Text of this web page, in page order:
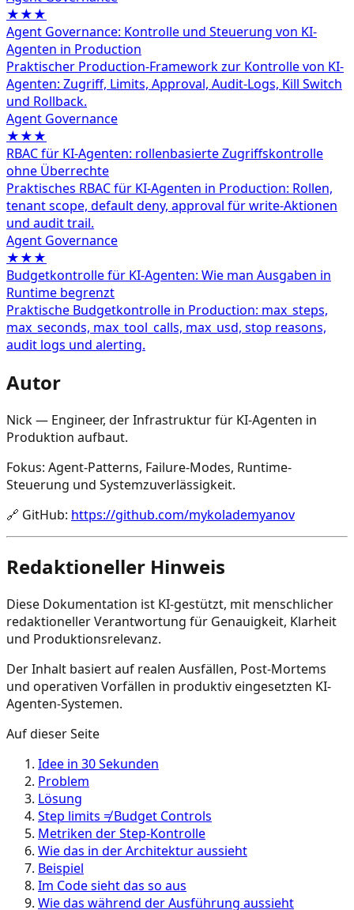
★★★
Agent Governance: Kontrolle und Steuerung von KI-
Agenten in Production
Praktischer Production-Framework zur Kontrolle von KI-
Agenten: Zugriff, Limits, Approval, Audit-Logs, Kill Switch
und Rollback.
Agent Governance
★★★
RBAC für KI-Agenten: rollenbasierte Zugriffskontrolle
ohne Überrechte
Praktisches RBAC für KI-Agenten in Production: Rollen,
tenant scope, default deny, approval für write-Aktionen
und audit trail.
Agent Governance
★★★
Budgetkontrolle für KI-Agenten: Wie man Ausgaben in
Runtime begrenzt
Praktische Budgetkontrolle in Production: max_steps,
max_seconds, max_tool_calls, max_usd, stop reasons,
audit logs und alerting.
Autor
Nick — Engineer, der Infrastruktur für KI-Agenten in
Produktion aufbaut.
Fokus: Agent-Patterns, Failure-Modes, Runtime-
Steuerung und Systemzuverlässigkeit.
🔗 GitHub: https://github.com/mykolademyanov
Redaktioneller Hinweis
Diese Dokumentation ist KI-gestützt, mit menschlicher
redaktioneller Verantwortung für Genauigkeit, Klarheit
und Produktionsrelevanz.
Der Inhalt basiert auf realen Ausfällen, Post-Mortems
und operativen Vorfällen in produktiv eingesetzten KI-
Agenten-Systemen.
Auf dieser Seite
Idee in 30 Sekunden
Problem
Lösung
Step limits ≠ Budget Controls
Metriken der Step-Kontrolle
Wie das in der Architektur aussieht
Beispiel
Im Code sieht das so aus
Wie das während der Ausführung aussieht